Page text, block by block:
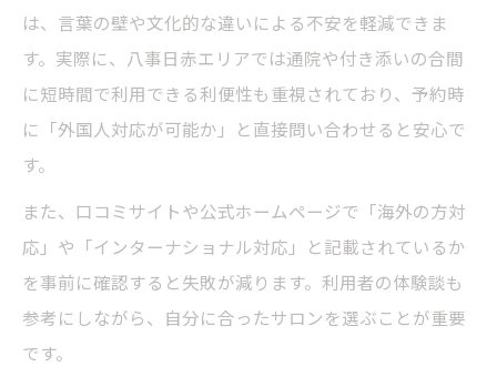
は、言葉の壁や文化的な違いによる不安を軽減できま
す。実際に、八事日赤エリアでは通院や付き添いの合間
に短時間で利用できる利便性も重視されており、予約時
に「外国人対応が可能か」と直接問い合わせると安心で
す。
また、口コミサイトや公式ホームページで「海外の方対
応」や「インターナショナル対応」と記載されているか
を事前に確認すると失敗が減ります。利用者の体験談も
参考にしながら、自分に合ったサロンを選ぶことが重要
です。